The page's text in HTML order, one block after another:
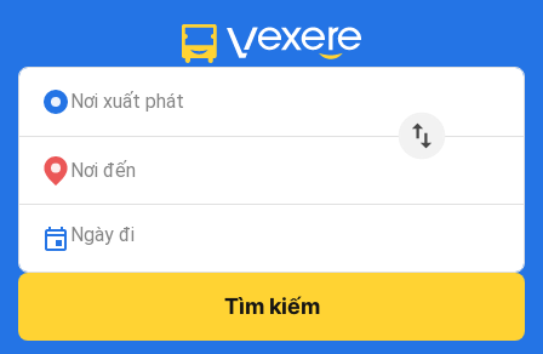
Nơi xuất phát
Nơi đến
Ngày đi
Tìm kiếm